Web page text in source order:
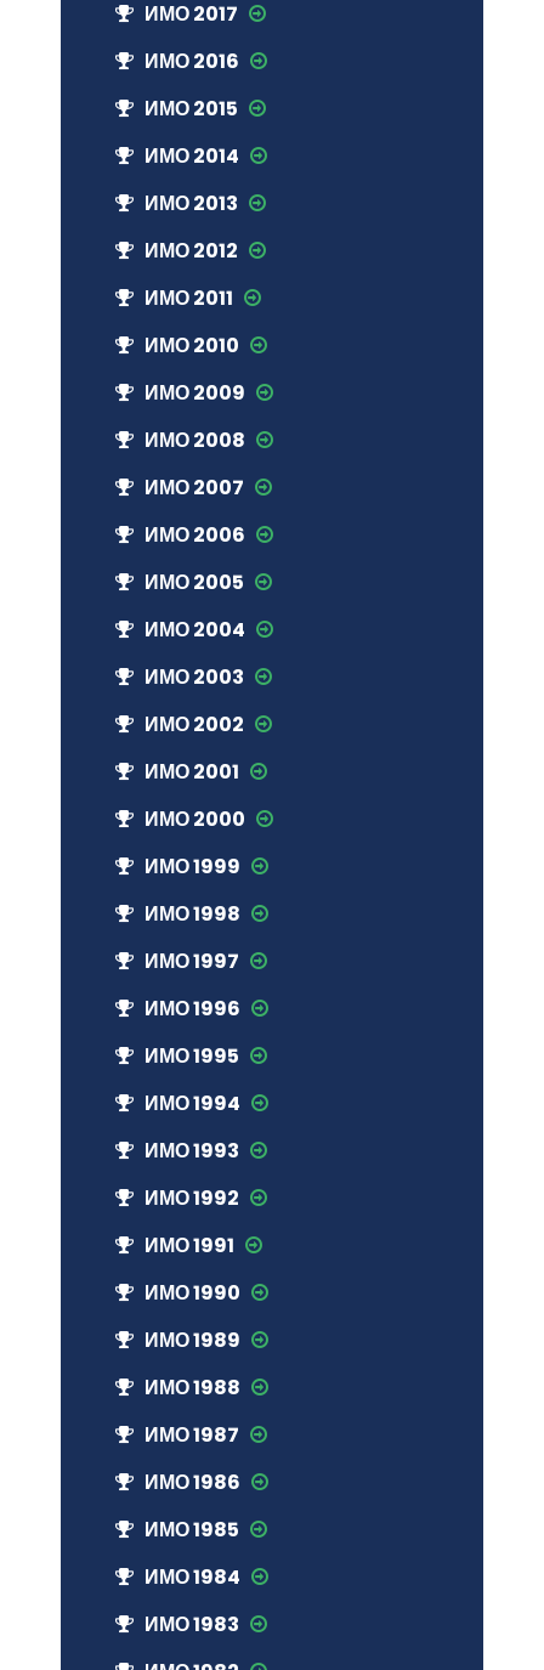
ИМО 2017
ИМО 2016
ИМО 2015
ИМО 2014
ИМО 2013
ИМО 2012
ИМО 2011
ИМО 2010
ИМО 2009
ИМО 2008
ИМО 2007
ИМО 2006
ИМО 2005
ИМО 2004
ИМО 2003
ИМО 2002
ИМО 2001
ИМО 2000
ИМО 1999
ИМО 1998
ИМО 1997
ИМО 1996
ИМО 1995
ИМО 1994
ИМО 1993
ИМО 1992
ИМО 1991
ИМО 1990
ИМО 1989
ИМО 1988
ИМО 1987
ИМО 1986
ИМО 1985
ИМО 1984
ИМО 1983